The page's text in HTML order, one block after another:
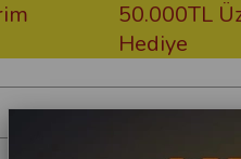
50.000TL Üzeri